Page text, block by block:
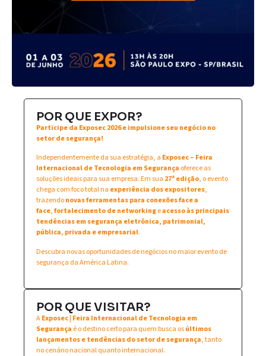
POR QUE EXPOR?
Participe da Exposec 2026 e impulsione seu negócio no
setor de segurança!
Independentemente da sua estratégia, a Exposec – Feira
Internacional de Tecnologia em Segurança oferece as
soluções ideais para sua empresa. Em sua 27ª edição, o evento
chega com foco total na experiência dos expositores,
trazendonovas ferramentas para conexões face a
face,fortalecimento de networkingeacesso às principais
tendências em segurança eletrônica, patrimonial,
pública, privada e empresarial.
Descubra novas oportunidades de negócios no maior evento de
segurança da América Latina.
POR QUE VISITAR?
AExposec | Feira Internacional de Tecnologia em
Segurança é o destino certo para quem busca osúltimos
lançamentos e tendências do setor de segurança, tanto
no cenário nacional quanto internacional.